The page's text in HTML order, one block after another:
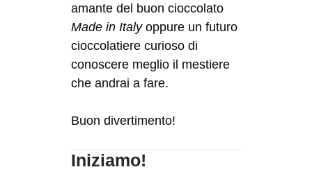
amante del buon cioccolato
Made in Italyoppure un futuro
cioccolatiere curioso di
conoscere meglio il mestiere
che andrai a fare.
Buon divertimento!
Iniziamo!